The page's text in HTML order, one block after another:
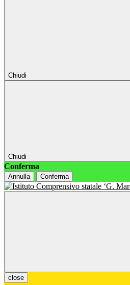
Chiudi
Chiudi
Conferma
Annulla Conferma
close